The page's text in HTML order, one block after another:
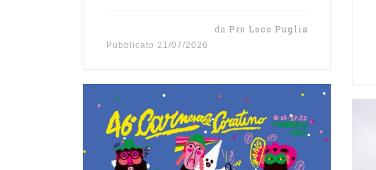
da Pro Loco Puglia
Pubblicato 21/07/2026